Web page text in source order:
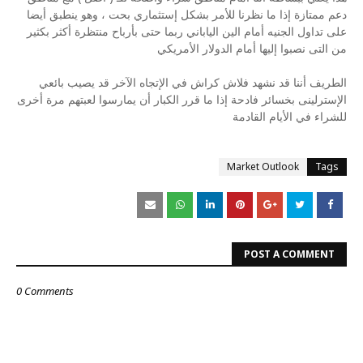
دعم ممتازة إذا ما نظرنا للأمر بشكل إستثماري بحت ، وهو ينطبق أيضا
على تداول الجنيه أمام الين الياباني ربما حتى بأرباح منتظرة أكثر بكثير
من التى نصبوا إليها أمام الدولار الأمريكي
الطريف أننا قد نشهد فلاش كراش في الإتجاه الآخر قد يصيب بائعي
الإسترلينى بخسائر فادحة إذا ما قرر الكبار أن يمارسوا لعبتهم مرة أخرى
للشراء في الأيام القادمة
Tags
Market Outlook
POST A COMMENT
0 Comments